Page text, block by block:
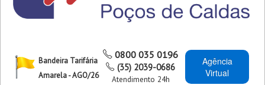
Bandeira Tarifária
Amarela - AGO/26
0800 035 0196
(35) 2039-0686
Atendimento 24h
Agência
Virtual